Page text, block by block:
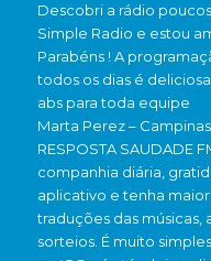
Descobri a rádio
Simple Radio e estou
Parabéns ! A
todos os dias é deliciosa.
abs para toda equipe
Marta Perez – Campinas
RESPOSTA SAUDADE
companhia diária,
aplicativo e tenha
traduções das
sorteios. É muito